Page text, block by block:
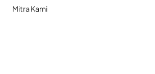
Mitra Kami